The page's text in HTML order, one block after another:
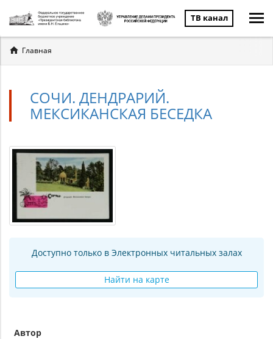
ТВ канал
Вы
здесь
Главная
СОЧИ. ДЕНДРАРИЙ.
МЕКСИКАНСКАЯ БЕСЕДКА
Доступно только в Электронных читальных залах
Найти на карте
Автор